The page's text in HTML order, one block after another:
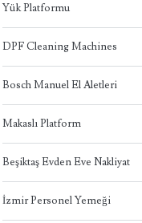
Yük Platformu
DPF Cleaning Machines
Bosch Manuel El Aletleri
Makaslı Platform
Beşiktaş Evden Eve Nakliyat
İzmir Personel Yemeği